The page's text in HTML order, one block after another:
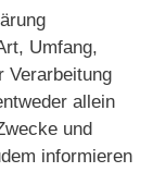
Umfang,
Verarbeitung
allein
und
informieren